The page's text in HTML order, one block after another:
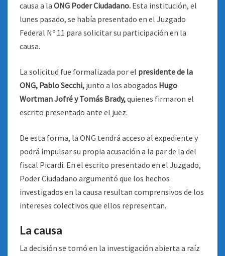
causa a la ONG Poder Ciudadano. Esta institución, el
lunes pasado, se había presentado en el Juzgado
Federal Nº 11 para solicitar su participación en la
causa.
La solicitud fue formalizada por el presidente de la
ONG, Pablo Secchi, junto a los abogados Hugo
Wortman Jofré y Tomás Brady,quienes firmaron el
escrito presentado ante el juez.
De esta forma, la ONG tendrá acceso al expediente y
podrá impulsar su propia acusación a la par de la del
fiscal Picardi. En el escrito presentado en el Juzgado,
Poder Ciudadano argumentó que los hechos
investigados en la causa resultan comprensivos de los
intereses colectivos que ellos representan.
La causa
La decisión se tomó en la investigación abierta a raíz